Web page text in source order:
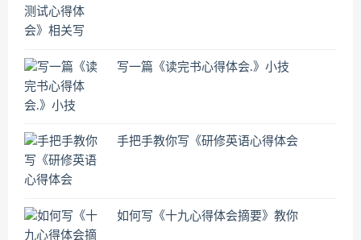
写一篇《读完书心得体会.》小技
手把手教你写《研修英语心得体会
如何写《十九心得体会摘要》教你